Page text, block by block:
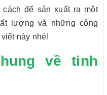
để sản xuất ra một
lượng và những công
này nhé!
về tinh